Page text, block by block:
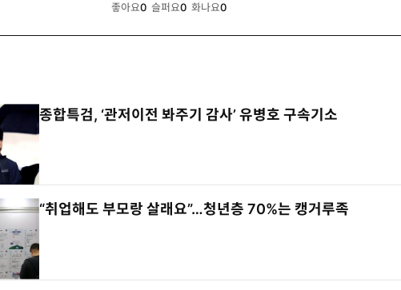
좋아요0 슬퍼요0 화나요0
종합특검, ‘관저이전 봐주기 감사’ 유병호 구속기소
“취업해도 부모랑 살래요”…청년층 70%는 캥거루족